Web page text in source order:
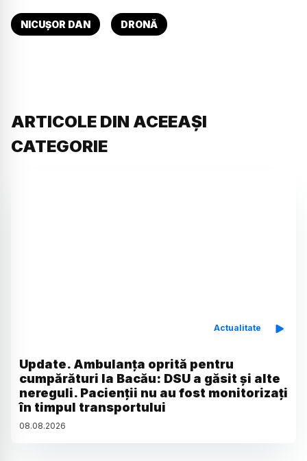
NICUȘOR DAN DRONĂ
ARTICOLE DIN ACEEAȘI
CATEGORIE
Actualitate
Update. Ambulanța oprită pentru
cumpărături la Bacău: DSU a găsit și alte
nereguli. Pacienții nu au fost monitorizați
în timpul transportului
08.08.2026